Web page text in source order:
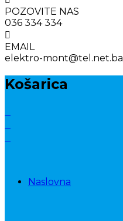
POZOVITE NAS
036 334 334
EMAIL
elektro-mont@tel.net.ba
Košarica
Naslovna